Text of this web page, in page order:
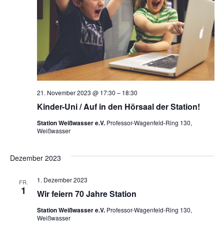
Kinder-Uni / Auf in den Hörsaal der Station!
21. November 2023 @ 17:30 – 18:30
Station Weißwasser e.V. Professor-Wagenfeld-Ring 130,
Weißwasser
Dezember 2023
FR.
1 Wir feiern 70 Jahre Station
1. Dezember 2023
Station Weißwasser e.V. Professor-Wagenfeld-Ring 130,
Weißwasser